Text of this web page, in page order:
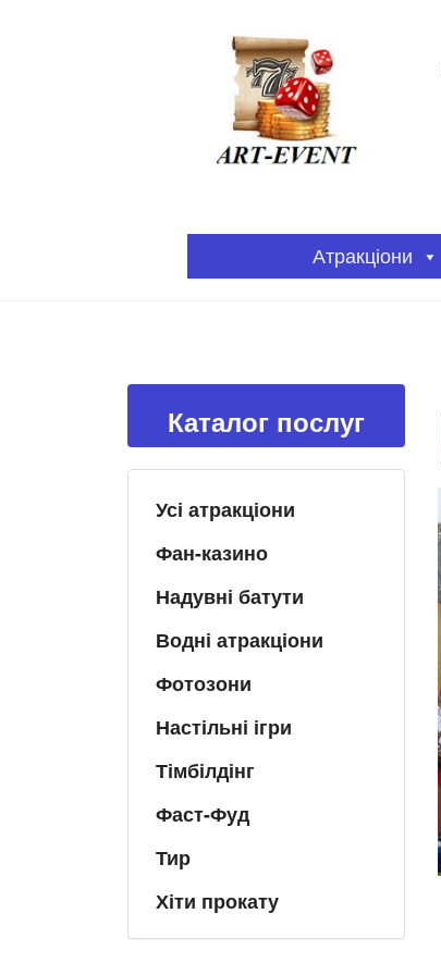
Атракціони
Каталог послуг
Усі атракціони
Фан-казино
Надувні батути
Водні атракціони
Фотозони
Настільні ігри
Тімбілдінг
Фаст-Фуд
Тир
Хіти прокату